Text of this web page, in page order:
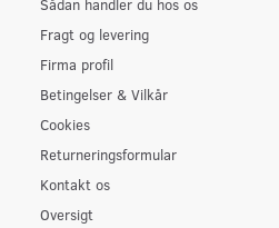
Sådan handler du hos os
Fragt og levering
Firma profil
Betingelser & Vilkår
Cookies
Returneringsformular
Kontakt os
Oversigt